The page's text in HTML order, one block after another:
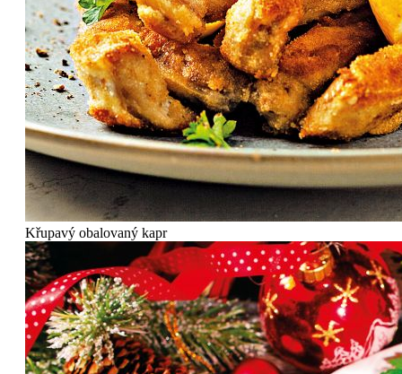
Křupavý obalovaný kapr